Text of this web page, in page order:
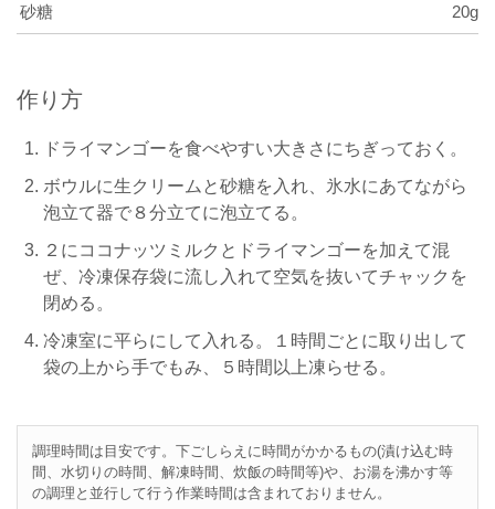
砂糖 20g
作り方
ドライマンゴーを食べやすい大きさにちぎっておく。
ボウルに生クリームと砂糖を入れ、氷水にあてながら
泡立て器で８分立てに泡立てる。
２にココナッツミルクとドライマンゴーを加えて混
ぜ、冷凍保存袋に流し入れて空気を抜いてチャックを
閉める。
冷凍室に平らにして入れる。１時間ごとに取り出して
袋の上から手でもみ、５時間以上凍らせる。
調理時間は目安です。下ごしらえに時間がかかるもの(漬け込む時
間、水切りの時間、解凍時間、炊飯の時間等)や、お湯を沸かす等
の調理と並行して行う作業時間は含まれておりません。